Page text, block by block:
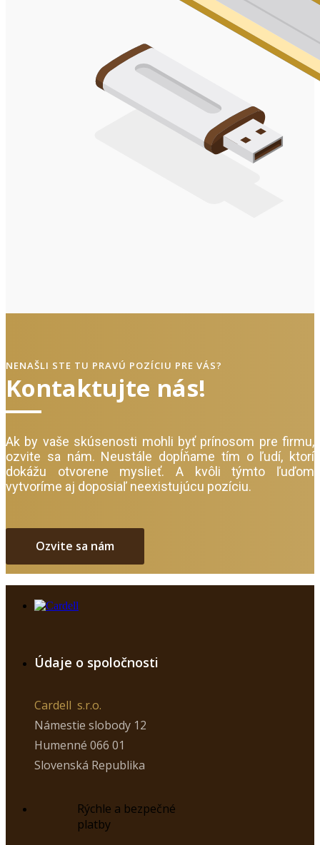
NENAŠLI STE TU PRAVÚ POZÍCIU PRE VÁS?
Kontaktujte nás!
Ak by vaše skúsenosti mohli byť prínosom pre firmu,
ozvite sa nám. Neustále dopĺňame tím o ľudí, ktorí
dokážu otvorene myslieť. A kvôli týmto ľuďom
vytvoríme aj doposiaľ neexistujúcu pozíciu.
Ozvite sa nám
Údaje o spoločnosti
Cardell s.r.o.
Námestie slobody 12
Humenné 066 01
Slovenská Republika
Rýchle a bezpečné
platby